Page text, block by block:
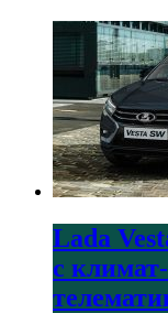
Lada
с